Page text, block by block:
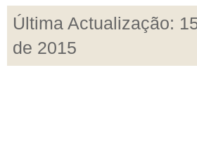
Última Actualização:
de 2015